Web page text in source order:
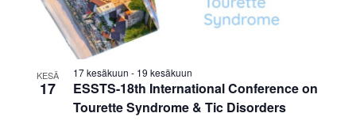
KESÄ
17
ESSTS-18th International Conference on
Tourette Syndrome & Tic Disorders
17 kesäkuun - 19 kesäkuun